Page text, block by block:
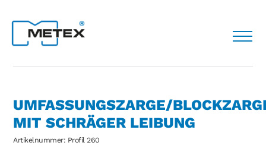
UMFASSUNGSZARGE/
MIT SCHRÄGER LEIBUNG
Artikelnummer: Profil 260